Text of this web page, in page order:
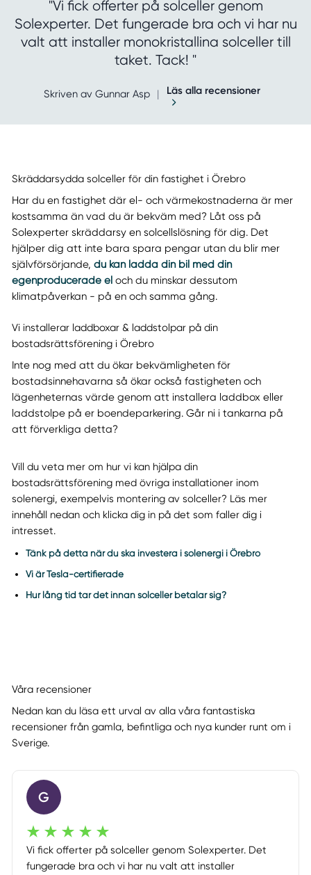
"Vi fick offerter på solceller genom
Solexperter. Det fungerade bra och vi har nu
valt att installer monokristallina solceller till
taket. Tack! "
Skriven av Gunnar Asp | Läs alla recensioner
Skräddarsydda solceller för din fastighet i Örebro
Har du en fastighet där el- och värmekostnaderna är mer
kostsamma än vad du är bekväm med? Låt oss på
Solexperter skräddarsy en solcellslösning för dig. Det
hjälper dig att inte bara spara pengar utan du blir mer
självförsörjande, du kan ladda din bil med din
egenproducerade eloch du minskar dessutom
klimatpåverkan - på en och samma gång.
Vi installerar laddboxar & laddstolpar på din
bostadsrättsförening i Örebro
Inte nog med att du ökar bekvämligheten för
bostadsinnehavarna så ökar också fastigheten och
lägenheternas värde genom att installera laddbox eller
laddstolpe på er boendeparkering. Går ni i tankarna på
att förverkliga detta?
Vill du veta mer om hur vi kan hjälpa din
bostadsrättsförening med övriga installationer inom
solenergi, exempelvis montering av solceller? Läs mer
innehåll nedan och klicka dig in på det som faller dig i
intresset.
Tänk på detta när du ska investera i solenergi i Örebro
Vi är Tesla-certifierade
Hur lång tid tar det innan solceller betalar sig?
Våra recensioner
Nedan kan du läsa ett urval av alla våra fantastiska
recensioner från gamla, befintliga och nya kunder runt om i
Sverige.
G
Vi fick offerter på solceller genom Solexperter. Det
fungerade bra och vi har nu valt att installer